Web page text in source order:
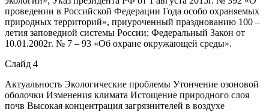
проведении в Российской Федерации Года особо охраняемых
природных территорий», приуроченный празднованию 100 –
летия заповедной системы России; Федеральный Закон от
10.01.2002г. № 7 – 93 «Об охране окружающей среды».
Слайд 4
Актуальность Экологические проблемы Утончение озоновой
оболочки Изменения климата Истощение природного слоя
почв Высокая концентрация загрязнителей в воздухе